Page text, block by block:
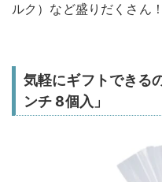
ルク）など盛りだくさん！
気軽にギフトできる
ンチ 8個入」